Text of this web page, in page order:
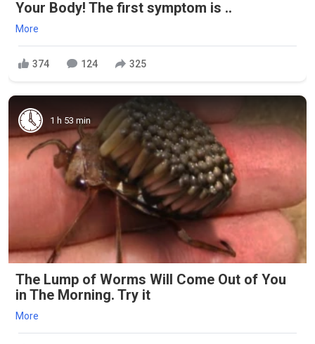
Your Body! The first symptom is ..
More
374 124 325
1 h 53 min
The Lump of Worms Will Come Out of You
in The Morning. Try it
More